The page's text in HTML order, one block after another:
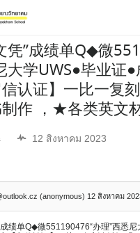
凭”成绩单Q◆微
大学UWS●毕业证
认证】一比一复
作 ，★各类英文
12 สิงหาคม 2023
(anonymous) 12 สิงหาคม
成绩单Q◆微551190476“办理”西悉